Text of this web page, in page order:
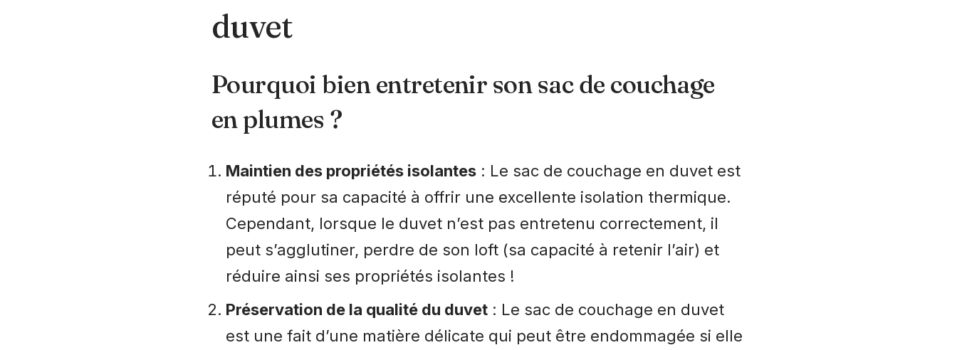
duvet
Pourquoi bien entretenir son sac de couchage
en plumes ?
Maintien des propriétés isolantes : Le sac de couchage en duvet est
réputé pour sa capacité à offrir une excellente isolation thermique.
Cependant, lorsque le duvet n’est pas entretenu correctement, il
peut s’agglutiner, perdre de son loft (sa capacité à retenir l’air) et
réduire ainsi ses propriétés isolantes !
Préservation de la qualité du duvet : Le sac de couchage en duvet
est une fait d’une matière délicate qui peut être endommagée si elle